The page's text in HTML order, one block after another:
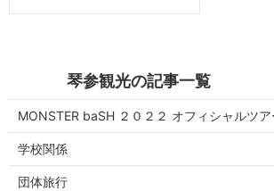
琴参観光の記事一覧
MONSTER baSH ２０２２ オフィシャルツ
学校関係
団体旅行